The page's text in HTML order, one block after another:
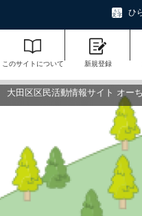
ひ
このサイトについて 新規登録
大田区区民活動情報サイト オー